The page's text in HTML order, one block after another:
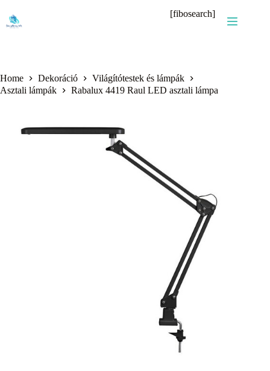
content
[fibosearch]
Home Dekoráció
Világítótestek és lámpák
Asztali lámpák
Rabalux 4419 Raul LED asztali lámpa